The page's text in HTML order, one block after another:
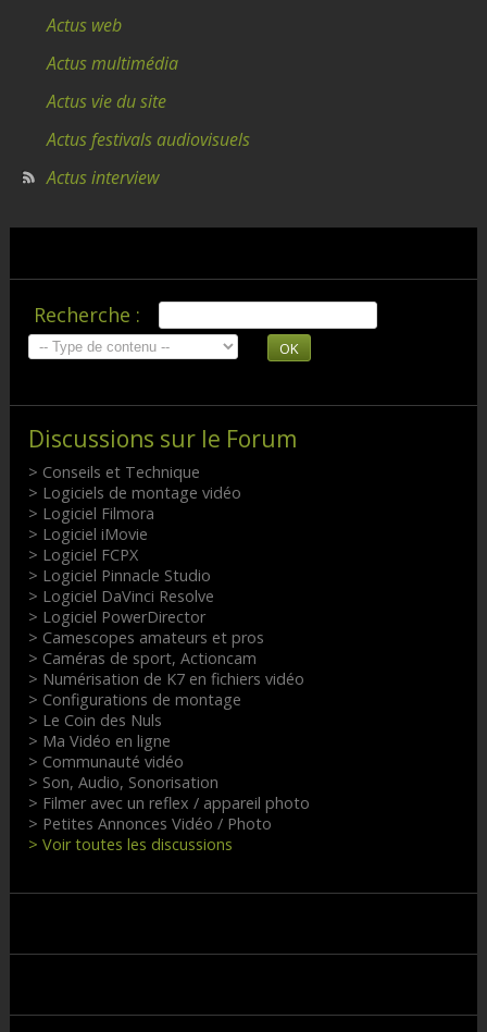
Actus web
Actus multimédia
Actus vie du site
Actus festivals audiovisuels
Actus interview
Recherche :
OK
Discussions sur le Forum
> Conseils et Technique
> Logiciels de montage vidéo
> Logiciel Filmora
> Logiciel iMovie
> Logiciel FCPX
> Logiciel Pinnacle Studio
> Logiciel DaVinci Resolve
> Logiciel PowerDirector
> Camescopes amateurs et pros
> Caméras de sport, Actioncam
> Numérisation de K7 en fichiers vidéo
> Configurations de montage
> Le Coin des Nuls
> Ma Vidéo en ligne
> Communauté vidéo
> Son, Audio, Sonorisation
> Filmer avec un reflex / appareil photo
> Petites Annonces Vidéo / Photo
> Voir toutes les discussions